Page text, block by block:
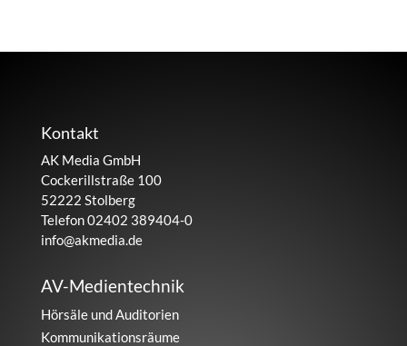
Kontakt
AK Media GmbH
Cockerillstraße 100
52222 Stolberg
Telefon 02402 389404-0
info@akmedia.de
AV-Medientechnik
Hörsäle und Auditorien
Kommunikationsräume